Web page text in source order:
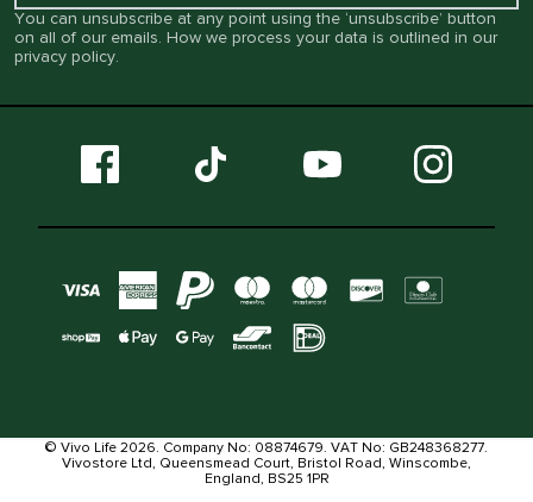
You can unsubscribe at any point using the ‘unsubscribe’ button
on all of our emails. How we process your data is outlined in our
privacy policy.
© Vivo Life 2026. Company No: 08874679. VAT No: GB248368277.
Vivostore Ltd, Queensmead Court, Bristol Road, Winscombe,
England, BS25 1PR